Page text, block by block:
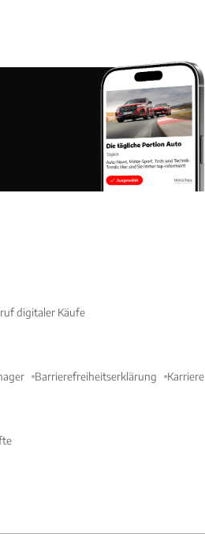
digitaler Käufe
Barrierefreiheitserklärung Karriere